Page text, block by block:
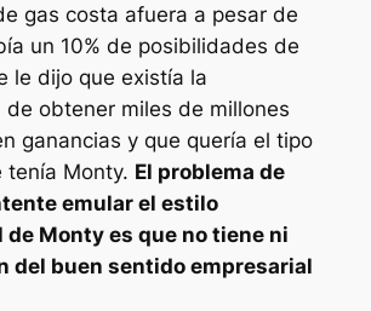
gas costa afuera a pesar de
un 10% de posibilidades de
le dijo que existía la
obtener miles de millones
ganancias y que quería el tipo
tenía Monty. El problema de
emular el estilo
de Monty es que no tiene ni
del buen sentido empresarial